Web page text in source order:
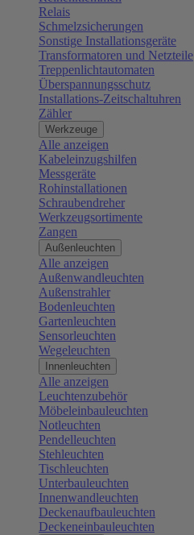
Relais
Schmelzsicherungen
Sonstige Installationsgeräte
Transformatoren und Netzteile
Treppenlichtautomaten
Überspannungsschutz
Installations-Zeitschaltuhren
Zähler
Werkzeuge
Alle anzeigen
Kabeleinzugshilfen
Messgeräte
Rohinstallationen
Schraubendreher
Werkzeugsortimente
Zangen
Außenleuchten
Alle anzeigen
Außenwandleuchten
Außenstrahler
Bodenleuchten
Gartenleuchten
Sensorleuchten
Wegeleuchten
Innenleuchten
Alle anzeigen
Leuchtenzubehör
Möbeleinbauleuchten
Notleuchten
Pendelleuchten
Stehleuchten
Tischleuchten
Unterbauleuchten
Innenwandleuchten
Deckenaufbauleuchten
Deckeneinbauleuchten